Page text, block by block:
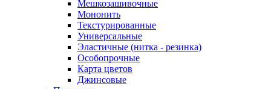
Мешкозашивочные
Мононить
Текстурированные
Универсальные
Эластичные (нитка - резинка)
Особопрочные
Карта цветов
Джинсовые